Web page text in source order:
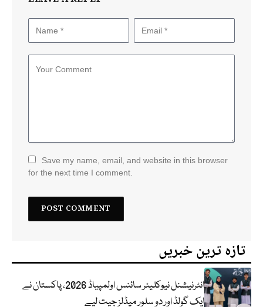
Save my name, email, and website in this browser
for the next time I comment.
تازہ ترین خبریں
انٹرنیشنل نیوکلیئر سائنس اولمپیاڈ 2026، پاکستان نے
ایک گولڈ اور دو سلور میڈلز جیت لیے